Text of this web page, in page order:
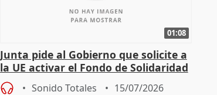
01:08
Junta pide al Gobierno que solicite a
la UE activar el Fondo de Solidaridad
para afrontar daños del
Sonido Totales 15/07/2026